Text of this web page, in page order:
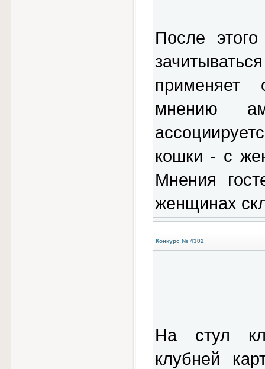
После
применяет
мнению
кошки - с
Мнения
женщинах
Конкурс № 4302
На стул
клубней